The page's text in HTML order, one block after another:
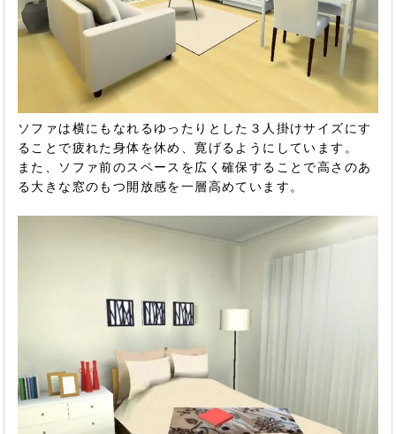
ソファは横にもなれるゆったりとした３人掛けサイズにす
ることで疲れた身体を休め、寛げるようにしています。
また、ソファ前のスペースを広く確保することで高さのあ
る大きな窓のもつ開放感を一層高めています。